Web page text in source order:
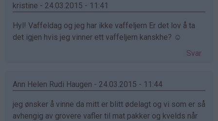
kristine - 24.03.2015 - 11:41
Hyl! Vaffeldag og jeg har ikke vaffeljern Er det lov å ta
det igjen hvis jeg vinner ett vaffeljern kanskhe? ☺
Svar
Ann Helen Rudi Haugen - 24.03.2015 - 11:44
jeg ønsker å vinne da mitt er blitt ødelagt og vi som er så
avhengig av grovere vafler til mat pakker og kvelds når